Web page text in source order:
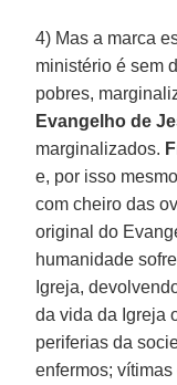
4) Mas a marca
ministério é sem
pobres,
Evangelho de
marginalizados.
e, por isso
com cheiro das
original do
humanidade
Igreja,
da vida da Igreja
periferias da
enfermos;